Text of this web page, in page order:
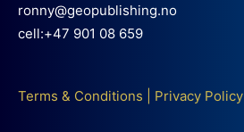
ronny@geopublishing.no
cell:+47 901 08 659
Terms & Conditions Privacy Policy